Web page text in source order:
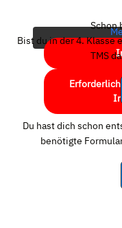
Schon
Bist du in der 4. Klasse
TMS
Du hast dich schon
benötigte